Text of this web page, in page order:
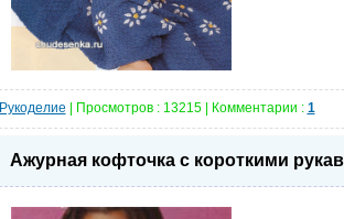
Рукоделие | Просмотров : 13215 | Комментарии : 1
Ажурная кофточка с короткими